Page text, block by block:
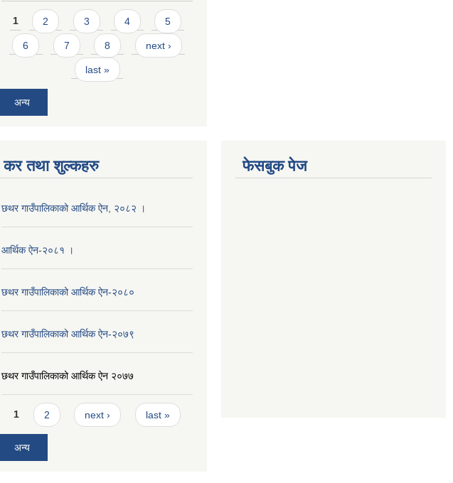
Pages
1 2 3 4 5
6 7 8 next ›
last »
अन्य
कर तथा शुल्कहरु
छथर गाउँपालिकाको आर्थिक ऐन, २०८२ ।
आर्थिक ऐन-२०८१ ।
छथर गाउँपालिकाको आर्थिक ऐन-२०८०
छथर गाउँपालिकाको आर्थिक ऐन-२०७९
छथर गाउँपालिकाको आर्थिक ऐन २०७७
Pages
1 2 next › last »
अन्य
फेसबुक पेज